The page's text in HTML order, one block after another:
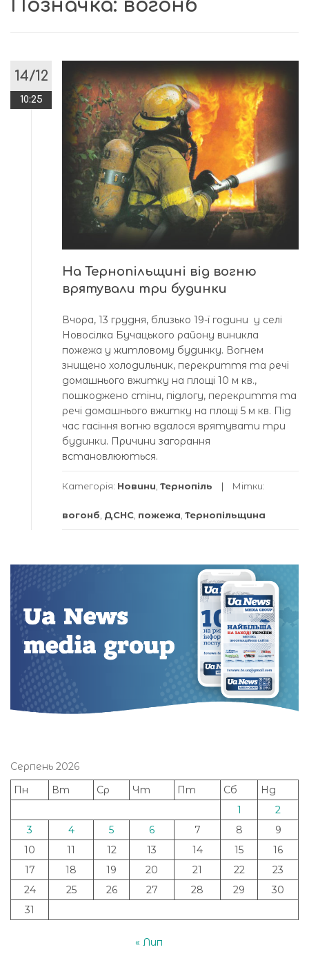
Позначка: вогонб
14/12
10:25
На Тернопільщині від вогню
врятували три будинки
Вчора, 13 грудня, близько 19-ї години у селі
Новосілка Бучацького району виникла
пожежа у житловому будинку. Вогнем
знищено холодильник, перекриття та речі
домашнього вжитку на площі 10 м кв.,
пошкоджено стіни, підлогу, перекриття та
речі домашнього вжитку на площі 5 м кв. Під
час гасіння вогню вдалося врятувати три
будинки. Причини загорання
встановлюються.
Категорія: Новини Тернопіль Мітки:
вогонб ДСНС пожежа Тернопільщина
Серпень 2026
Пн
Вт Ср Чт Пт Сб
Нд
1
2
3
4 5 6 7 8
9
10
11 12 13 14 15
16
17
18 19 20 21 22
23
24
25 26 27 28 29
30
31
« Лип